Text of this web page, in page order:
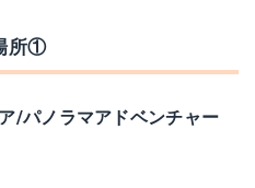
所①
/パノラマアドベンチャー